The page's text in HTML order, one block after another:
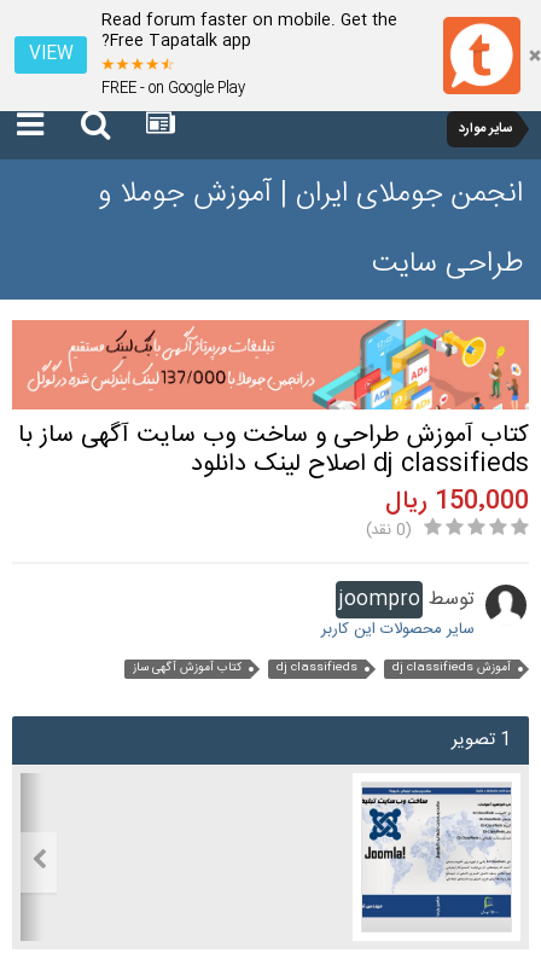
Read forum faster on mobile. Get the
Free Tapatalk app?
FREE - on Google Play
VIEW
سایر موارد
انجمن جوملای ایران | آموزش جوملا و
طراحی سایت
کتاب آموزش طراحی و ساخت وب سایت آگهی ساز با
dj classifieds اصلاح لینک دانلود
150٬000 ریال
(0 نقد)
توسط joompro
سایر محصولات این کاربر
آموزش dj classifieds dj classifieds کتاب آموزش آگهی ساز
1 تصویر